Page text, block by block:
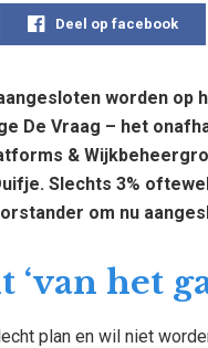
Deel op facebook
worden op
De Vraag – het
&
Slechts 3%
om nu
‘van het
plan en wil niet